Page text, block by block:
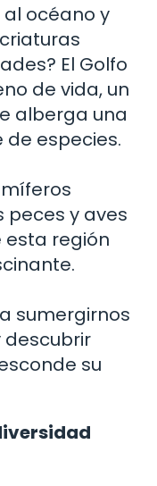
al océano y
El Golfo
de vida, un
alberga una
especies.
peces y aves
esta región
sumergirnos
descubrir
su